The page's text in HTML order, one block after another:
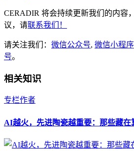
CERADIR 将会持续更新我们的内容
议，请联系我们！
请关注我们： 微信公众号, 微信小程序
号。
相关知识
专栏作者
AI越火，先进陶瓷越重要：那些藏在